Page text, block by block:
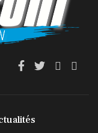
fa
fa
fab